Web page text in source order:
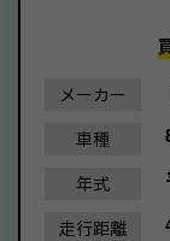
メーカー
車種
年式
走行距離